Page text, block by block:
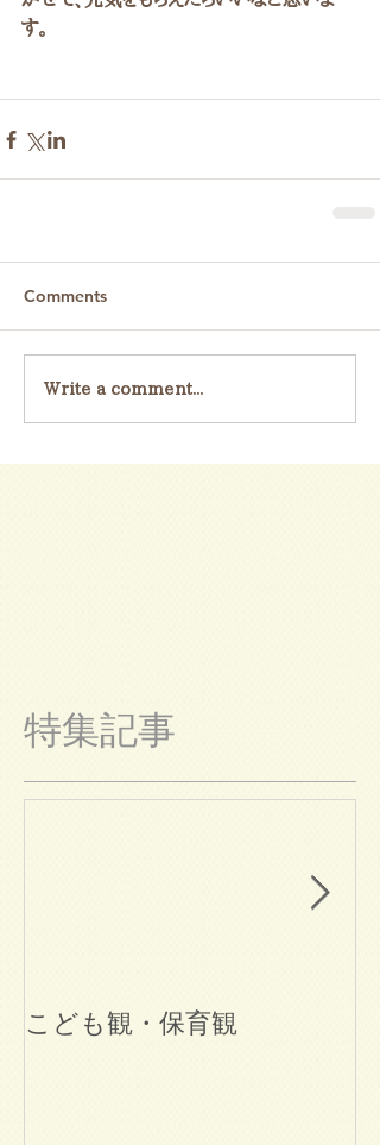
す。
Comments
Write a comment...
特集記事
こども観・保育観